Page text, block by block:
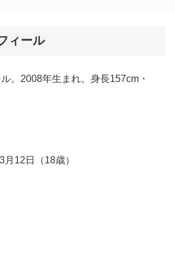
ィール
。2008年生まれ。身長157cm・
12日（18歳）